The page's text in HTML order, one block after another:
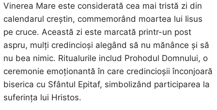
Vinerea Mare este considerată cea mai tristă zi din
calendarul creștin, commemorând moartea lui Iisus
pe cruce. Această zi este marcată printr-un post
aspru, mulți credincioși alegând să nu mănânce și să
nu bea nimic. Ritualurile includ Prohodul Domnului, o
ceremonie emoționantă în care credincioșii înconjoară
biserica cu Sfântul Epitaf, simbolizând participarea la
suferința lui Hristos.